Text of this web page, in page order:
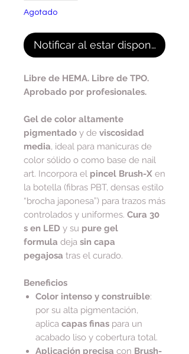
Agotado
Notificar al estar disponible
Libre de HEMA. Libre de TPO.
Aprobado por profesionales.
Gel de color altamente
pigmentado y de viscosidad
media, ideal para manicuras de
color sólido o como base de nail
art. Incorpora el pincel Brush-X en
la botella (fibras PBT, densas estilo
“brocha japonesa”) para trazos más
controlados y uniformes. Cura 30
s en LED y su pure gel
formula deja sin capa
pegajosa tras el curado.
Beneficios
Color intenso y construible:
por su alta pigmentación,
aplica capas finas para un
acabado liso y cobertura total.
Aplicación precisa con Brush-